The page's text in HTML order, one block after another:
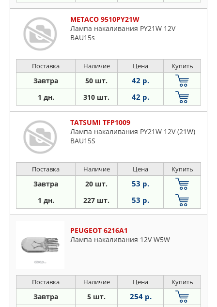
METACO 9510PY21W
Лампа накаливания PY21W 12V
BAU15s
Поставка Наличие Цена Купить
Завтра 50 шт. 42 р.
1 дн. 310 шт. 42 р.
TATSUMI TFP1009
Лампа накаливания PY21W 12V (21W)
BAU15S
Поставка Наличие Цена Купить
Завтра 20 шт. 53 р.
1 дн. 227 шт. 53 р.
PEUGEOT 6216A1
Лампа накаливания 12V W5W
Поставка Наличие Цена Купить
Завтра 5 шт. 254 р.